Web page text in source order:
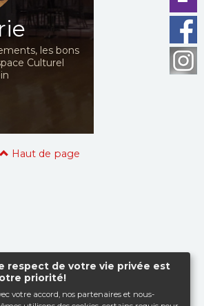
respect de votre vie privée est
priorité!
votre accord, nos partenaires et nous-
les bons
Culturel
Haut de page